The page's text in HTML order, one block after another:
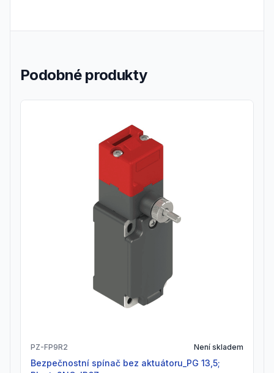
Podobné produkty
PZ-FP9R2 Není skladem
Bezpečnostní spínač bez aktuátoru_PG 13,5;